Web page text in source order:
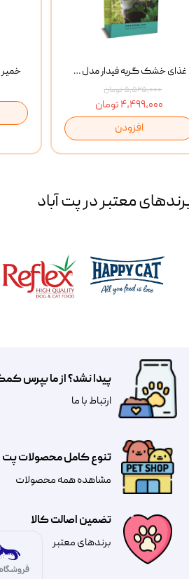
غذای خشک گربه فیدار مدل Adult وزن 10 کیلوگرم
۵,۵۲۵,۰۰۰ تومان
۴,۴۹۹,۰۰۰ تومان
افزودن
معتبر در پت آباد
تضمین اصالت کالا
​​برندهای معتبر​​​​​​​
تنوع کامل محصولات پت
مشاهده همه محصولات
پیدا نشد؟ از ما بپرس
​​​ارتباط با ما